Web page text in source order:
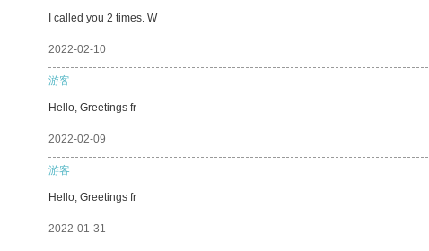
I called you 2 times. W
2022-02-10
游客
Hello, Greetings fr
2022-02-09
游客
Hello, Greetings fr
2022-01-31